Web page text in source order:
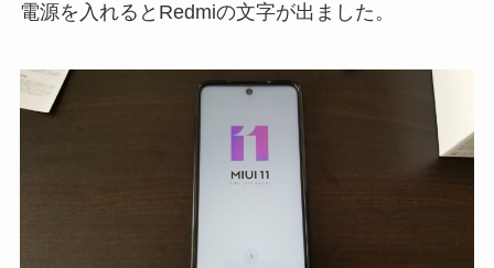
電源を入れるとRedmiの文字が出ました。